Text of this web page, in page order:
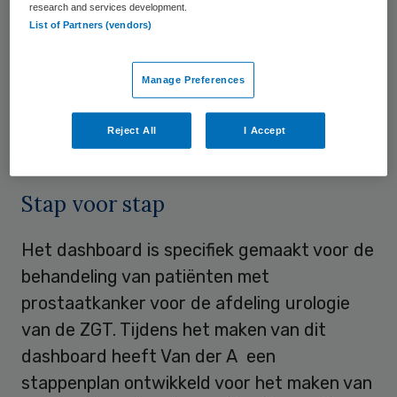
makkelijk samen te vatten in grafieken die je
ongestructureerde informatie is dat een
stuk lastiger, omdat het gaat over vrije
teksten, waarbij iedereen een eigen manier
van noteren hanteert.”
Stap voor stap
Het dashboard is specifiek gemaakt voor de
behandeling van patiënten met
prostaatkanker voor de afdeling urologie
van de ZGT. Tijdens het maken van dit
dashboard heeft Van der A een
stappenplan ontwikkeld voor het maken van
research and services development.
List of Partners (vendors)
Manage Preferences
Reject All I Accept